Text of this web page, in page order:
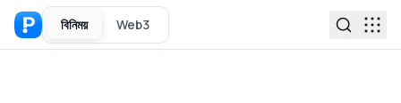
বিনিময় Web3